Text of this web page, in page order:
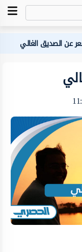
عن الصديق الغالي